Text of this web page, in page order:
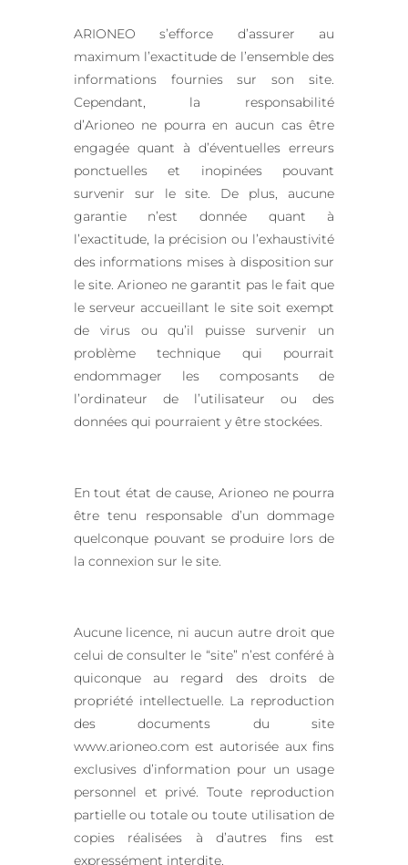
ARIONEO s’efforce d’assurer au
maximum l’exactitude de l’ensemble des
informations fournies sur son site.
Cependant, la responsabilité
d’Arioneo ne pourra en aucun cas être
engagée quant à d’éventuelles erreurs
ponctuelles et inopinées pouvant
survenir sur le site. De plus, aucune
garantie n’est donnée quant à
l’exactitude, la précision ou l’exhaustivité
des informations mises à disposition sur
le site. Arioneo ne garantit pas le fait que
le serveur accueillant le site soit exempt
de virus ou qu’il puisse survenir un
problème technique qui pourrait
endommager les composants de
l’ordinateur de l’utilisateur ou des
données qui pourraient y être stockées.
En tout état de cause, Arioneo ne pourra
être tenu responsable d’un dommage
quelconque pouvant se produire lors de
la connexion sur le site.
Aucune licence, ni aucun autre droit que
celui de consulter le “site” n’est conféré à
quiconque au regard des droits de
propriété intellectuelle. La reproduction
des documents du site
www.arioneo.com est autorisée aux fins
exclusives d’information pour un usage
personnel et privé. Toute reproduction
partielle ou totale ou toute utilisation de
copies réalisées à d’autres fins est
expressément interdite.